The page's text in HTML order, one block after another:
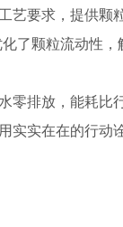
要求，提供颗
了颗粒流动性
排放，能耗比
实在在的行动